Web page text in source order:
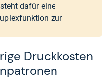
dafür eine
zur
Druckkosten